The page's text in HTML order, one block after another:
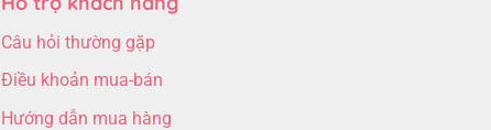
Câu hỏi thường gặp
Điều khoản mua-bán
Hướng dẫn mua hàng